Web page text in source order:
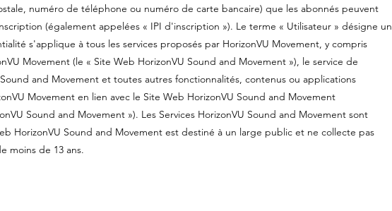
numéro de téléphone ou numéro de carte bancaire) que les abonnés peuvent
(également appelées « IPI d'inscription »). Le terme « Utilisateur » désigne un
s'applique à tous les services proposés par HorizonVU Movement, y compris
Movement (le « Site Web HorizonVU Sound and Movement »), le service de
and Movement et toutes autres fonctionnalités, contenus ou applications
Movement en lien avec le Site Web HorizonVU Sound and Movement
Sound and Movement »). Les Services HorizonVU Sound and Movement sont
HorizonVU Sound and Movement est destiné à un large public et ne collecte pas
moins de 13 ans.